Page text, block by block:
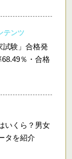
テンツ
試験」合格発
％・合格
いくら？男女
タを紹介